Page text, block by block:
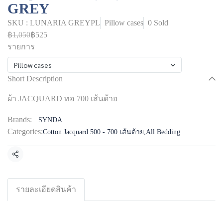
GREY
SKU : LUNARIA GREYPL Pillow cases 0 Sold
฿1,050฿525
รายการ
Pillow cases
Short Description
ผ้า JACQUARD ทอ 700 เส้นด้าย
Brands: SYNDA
Categories:Cotton Jacquard 500 - 700 เส้นด้าย,All Bedding
Share
รายละเอียดสินค้า